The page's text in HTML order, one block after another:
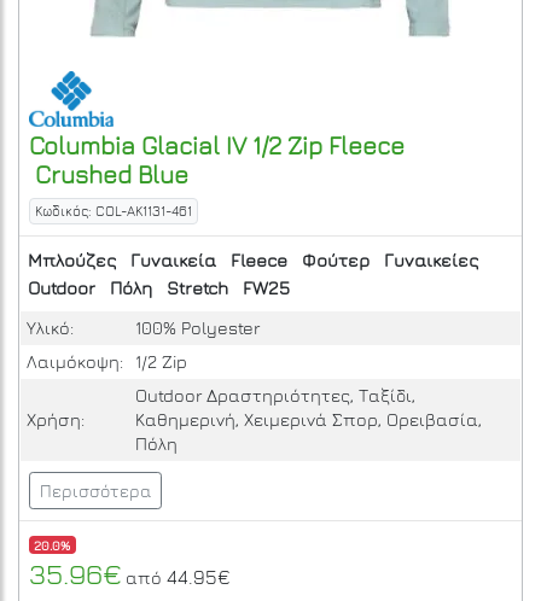
Columbia Glacial IV 1/2 Zip Fleece
Crushed Blue
Κωδικός: COL-AK1131-461
Μπλούζες Γυναικεία Fleece Φούτερ
Γυναικείες
Outdoor
Πόλη Stretch
FW25
Υλικό:
100% Polyester
Λαιμόκοψη:
1/2 Zip
Χρήση:
Outdoor Δραστηριότητες, Ταξίδι,
Καθημερινή, Χειμερινά Σπορ, Ορειβασία,
Πόλη
Περισσότερα
20.0%
35.96€ από 44.95€